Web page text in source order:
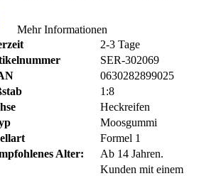
Mehr Informationen
2-3 Tage
SER-302069
0630282899025
1:8
Heckreifen
Moosgummi
Formel 1
Alter:
Ab 14 Jahren.
Kunden mit einem